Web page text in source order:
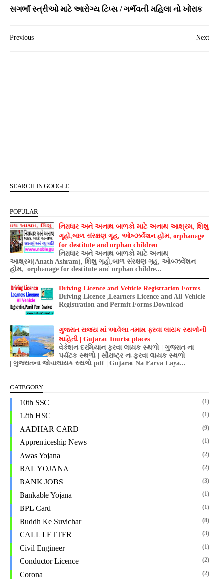
સગર્ભા સ્ત્રીઓ માટે આરોગ્ય ટિપ્સ / ગર્ભવતી મહિલા નો ખોરાક
Next
Previous
SEARCH IN GOOGLE
POPULAR
નિરાધાર અને અનાથ બાળકો માટે અનાથ આશ્રમ, શિશુ
ગૃહો,બાળ સંરક્ષણ ગૃહ, ઓબ્ઝર્વેશન હોમ, orphanage
for destitute and orphan children
નિરાધાર અને અનાથ બાળકો માટે અનાથ
આશ્રમ(Anath Ashram), શિશુ ગૃહો,બાળ સંરક્ષણ ગૃહ, ઓબ્ઝર્વેશન
હોમ, orphanage for destitute and orphan childre...
Driving Licence and Vehicle Registration Forms
Driving Licence ,Learners Licence and All Vehicle
Registration and Permit Forms Download
ગુજરાત રાજ્ય માં આવેલા તમામ ફરવા લાયક સ્થળોની
માહિતી | Gujarat Tourist places
વેકેશન દરમિયાન ફરવા લાયક સ્થળો | ગુજરાત ના
પર્યટક સ્થળો | સૌરાષ્ટ્ર ના ફરવા લાયક સ્થળો
| ગુજરાતના જોવાલાયક સ્થળો pdf | Gujarat Na Farva Laya...
CATEGORY
10th SSC (1)
12th HSC (1)
AADHAR CARD (9)
Apprenticeship News (1)
Awas Yojana (2)
BAL YOJANA (2)
BANK JOBS (3)
Bankable Yojana (1)
BPL Card (1)
Buddh Ke Suvichar (8)
CALL LETTER (3)
Civil Engineer (1)
Conductor Licence (2)
Corona (2)